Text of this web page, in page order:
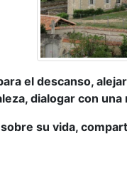
el descanso,
dialogar con
su vida,